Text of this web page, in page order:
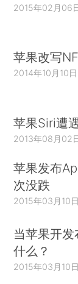
2015年02月06
苹果改写
2014年10月10日
苹果Siri遭
2013年08月02
苹果发布
次没跌
2015年03月10日
当苹果开
什么？
2015年03月10日